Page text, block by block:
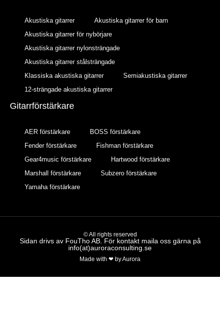
Akustiska gitarrer
Akustiska gitarrer för barn
Akustiska gitarrer för nybörjare
Akustiska gitarrer nylonsträngade
Akustiska gitarrer stålsträngade
Klassiska akustiska gitarrer
Semiakustiska gitarrer
12-strängade akustiska gitarrer
Gitarrförstärkare
AER förstärkare
BOSS förstärkare
Fender förstärkare
Fishman förstärkare
Gear4music förstärkare
Hartwood förstärkare
Marshall förstärkare
Subzero förstärkare
Yamaha förstärkare
© All rights reserved
Sidan drivs av FouTho AB. För kontakt maila oss gärna på
info(at)auroraconsulting.se
Made with ❤ by Aurora